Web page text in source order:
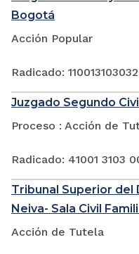
Bogotá
Acción Popular
Radicado:
Juzgado Segundo
Proceso : Acción de
Radicado: 41001 3103
Tribunal Superior del
Neiva- Sala Civil
Acción de Tutela